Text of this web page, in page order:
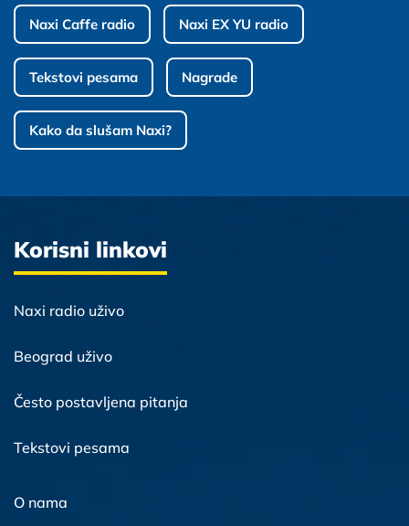
Naxi Caffe radio Naxi EX YU radio
Tekstovi pesama Nagrade
Kako da slušam Naxi?
Korisni linkovi
Naxi radio uživo
Beograd uživo
Često postavljena pitanja
Tekstovi pesama
O nama